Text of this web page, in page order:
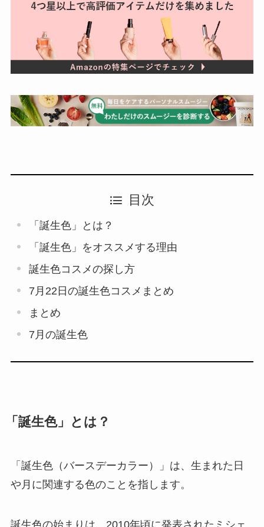
目次
「誕生色」とは？
「誕生色」をオススメする理由
誕生色コスメの探し方
7月22日の誕生色コスメまとめ
まとめ
7月の誕生色
「誕生色」とは？
「誕生色（バースデーカラー）」は、生まれた日
や月に関連する色のことを指します。
誕生色の始まりは、2010年頃に発表されたミシェ